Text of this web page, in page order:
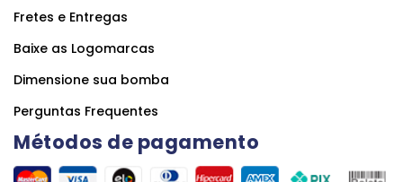
Fretes e Entregas
Baixe as Logomarcas
Dimensione sua bomba
Perguntas Frequentes
Métodos de pagamento